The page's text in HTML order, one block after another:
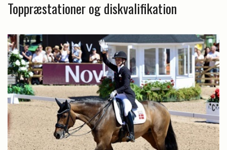
Toppræstationer og diskvalifikation